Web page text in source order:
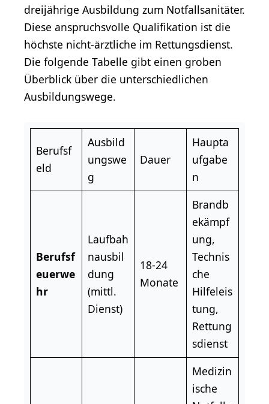
dreijährige Ausbildung zum Notfallsanitäter.
Diese anspruchsvolle Qualifikation ist die
höchste nicht-ärztliche im Rettungsdienst.
Die folgende Tabelle gibt einen groben
Überblick über die unterschiedlichen
Ausbildungswege.
Berufsf
eld
Ausbild
ungswe
g
Dauer
Haupta
ufgabe
n
Berufsf
euerwe
hr
Laufbah
nausbil
dung
(mittl.
Dienst)
18-24
Monate
Brandb
ekämpf
ung,
Technis
che
Hilfeleis
tung,
Rettung
sdienst
Medizin
ische